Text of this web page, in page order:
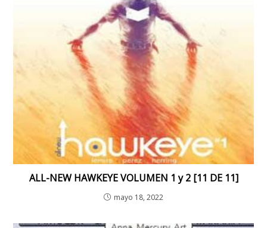
ALL-NEW HAWKEYE VOLUMEN 1 y 2 [11 DE 11]
mayo 18, 2022